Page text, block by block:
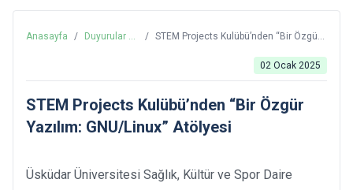
Anasayfa /
Duyurular ve
/ STEM Projects Kulübü’nden “Bir Özgür
02 Ocak 2025
STEM Projects Kulübü’nden “Bir Özgür
Yazılım: GNU/Linux” Atölyesi
Üsküdar Üniversitesi Sağlık, Kültür ve Spor Daire